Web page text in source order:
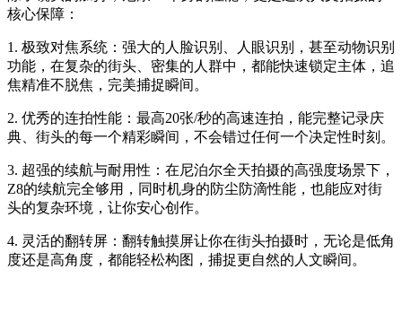
核心保障：
1. 极致对焦系统：强大的人脸识别、人眼识别，甚至动物识别
功能，在复杂的街头、密集的人群中，都能快速锁定主体，追
焦精准不脱焦，完美捕捉瞬间。
2. 优秀的连拍性能：最高20张/秒的高速连拍，能完整记录庆
典、街头的每一个精彩瞬间，不会错过任何一个决定性时刻。
3. 超强的续航与耐用性：在尼泊尔全天拍摄的高强度场景下，
Z8的续航完全够用，同时机身的防尘防滴性能，也能应对街
头的复杂环境，让你安心创作。
4. 灵活的翻转屏：翻转触摸屏让你在街头拍摄时，无论是低角
度还是高角度，都能轻松构图，捕捉更自然的人文瞬间。